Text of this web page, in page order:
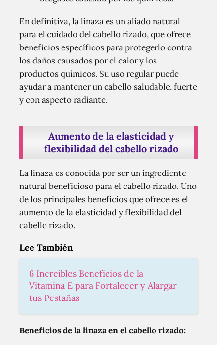
En definitiva, la linaza es un aliado natural
para el cuidado del cabello rizado, que ofrece
beneficios específicos para protegerlo contra
los daños causados por el calor y los
productos químicos. Su uso regular puede
ayudar a mantener un cabello saludable, fuerte
y con aspecto radiante.
Aumento de la elasticidad y
flexibilidad del cabello rizado
La linaza es conocida por ser un ingrediente
natural beneficioso para el cabello rizado. Uno
de los principales beneficios que ofrece es el
aumento de la elasticidad y flexibilidad del
cabello rizado.
Lee También
6 Increíbles Beneficios de la
Vitamina E para Fortalecer y Alargar
tus Pestañas
Beneficios de la linaza en el cabello rizado: